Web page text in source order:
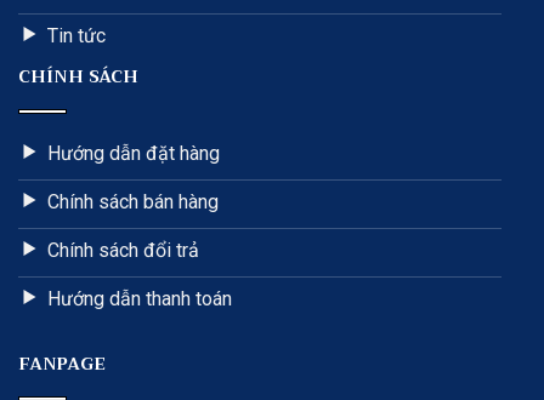
Tin tức
CHÍNH SÁCH
Hướng dẫn đặt hàng
Chính sách bán hàng
Chính sách đổi trả
Hướng dẫn thanh toán
FANPAGE